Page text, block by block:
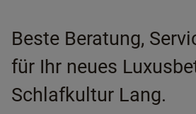
Beste Beratung,
für Ihr neues
Schlafkultur Lang.